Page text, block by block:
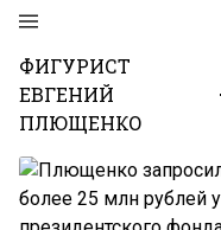
ФИГУРИСТ
ЕВГЕНИЙ
ПЛЮЩЕНКО